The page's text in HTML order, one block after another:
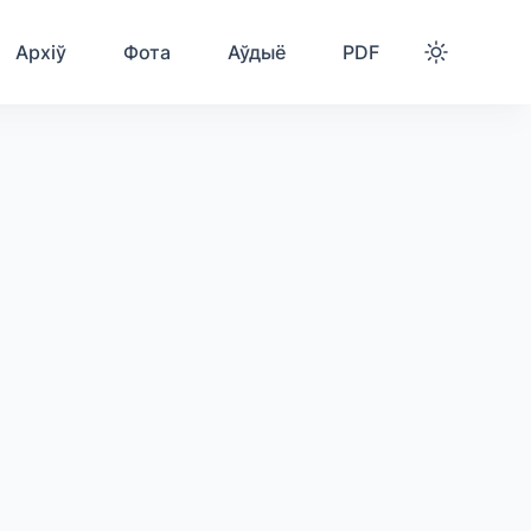
Архіў Фота Аўдыё PDF